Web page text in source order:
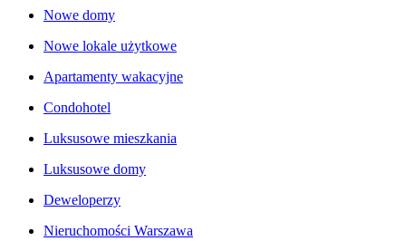
Nowe domy
Nowe lokale użytkowe
Apartamenty wakacyjne
Condohotel
Luksusowe mieszkania
Luksusowe domy
Deweloperzy
Nieruchomości Warszawa